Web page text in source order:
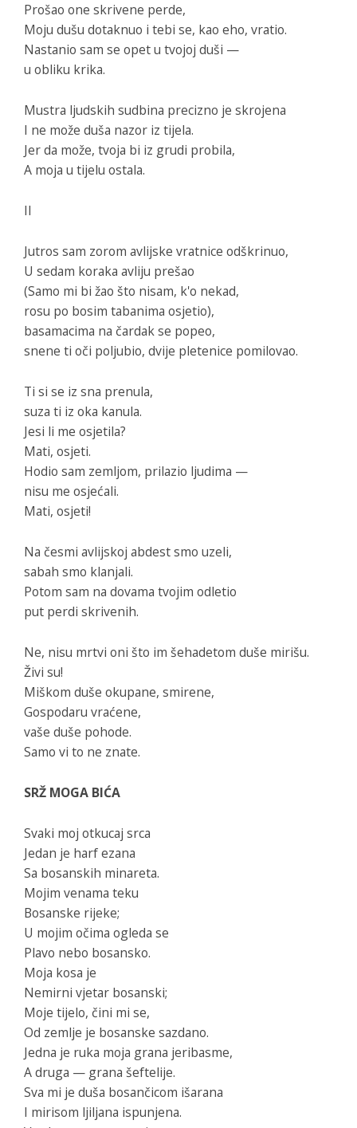
Prošao one skrivene perde,
Moju dušu dotaknuo i tebi se, kao eho, vratio.
Nastanio sam se opet u tvojoj duši —
u obliku krika.
Mustra ljudskih sudbina precizno je skrojena
I ne može duša nazor iz tijela.
Jer da može, tvoja bi iz grudi probila,
A moja u tijelu ostala.
II
Jutros sam zorom avlijske vratnice odškrinuo,
U sedam koraka avliju prešao
(Samo mi bi žao što nisam, k'o nekad,
rosu po bosim tabanima osjetio),
basamacima na čardak se popeo,
snene ti oči poljubio, dvije pletenice pomilovao.
Ti si se iz sna prenula,
suza ti iz oka kanula.
Jesi li me osjetila?
Mati, osjeti.
Hodio sam zemljom, prilazio ljudima —
nisu me osjećali.
Mati, osjeti!
Na česmi avlijskoj abdest smo uzeli,
sabah smo klanjali.
Potom sam na dovama tvojim odletio
put perdi skrivenih.
Ne, nisu mrtvi oni što im šehadetom duše mirišu.
Živi su!
Miškom duše okupane, smirene,
Gospodaru vraćene,
vaše duše pohode.
Samo vi to ne znate.
SRŽ MOGA BIĆA
Svaki moj otkucaj srca
Jedan je harf ezana
Sa bosanskih minareta.
Mojim venama teku
Bosanske rijeke;
U mojim očima ogleda se
Plavo nebo bosansko.
Moja kosa je
Nemirni vjetar bosanski;
Moje tijelo, čini mi se,
Od zemlje je bosanske sazdano.
Jedna je ruka moja grana jeribasme,
A druga — grana šeftelije.
Sva mi je duša bosančicom išarana
I mirisom ljiljana ispunjena.